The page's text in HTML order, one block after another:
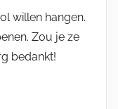
willen hangen.
Zou je ze
bedankt!